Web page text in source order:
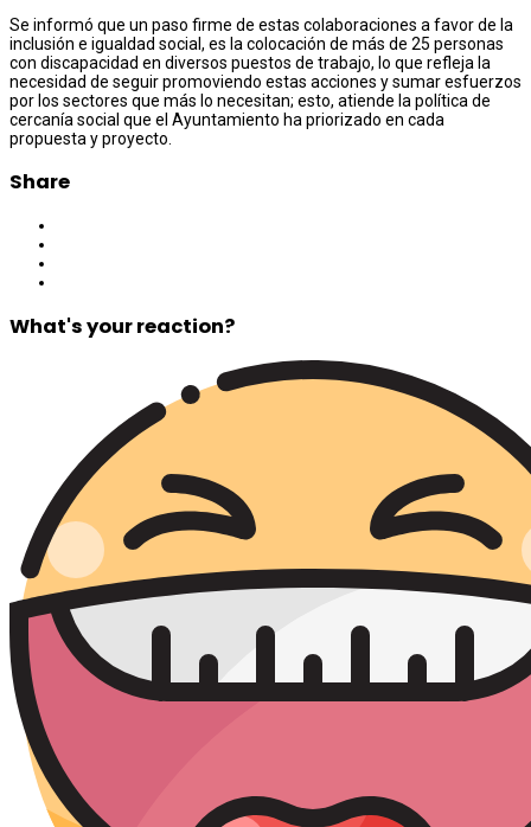
Se informó que un paso firme de estas colaboraciones a favor de la
inclusión e igualdad social, es la colocación de más de 25 personas
con discapacidad en diversos puestos de trabajo, lo que refleja la
necesidad de seguir promoviendo estas acciones y sumar esfuerzos
por los sectores que más lo necesitan; esto, atiende la política de
cercanía social que el Ayuntamiento ha priorizado en cada
propuesta y proyecto.
Share
What's your reaction?